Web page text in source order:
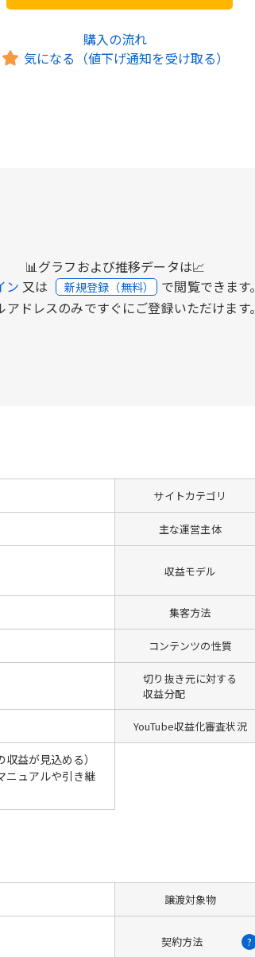
購入の流れ
気になる（値下げ通知を受け取る）
📊グラフおよび推移データは📈
ン 又は 新規登録（無料） で閲覧できます。
アドレスのみですぐにご登録いただけます。
サイトカテゴリ
主な運営主体
収益モデル
集客方法
コンテンツの性質
切り抜き元に対する
収益分配
YouTube収益化審査状況
益が見込める）
ニュアルや引き継
譲渡対象物
契約方法 ?